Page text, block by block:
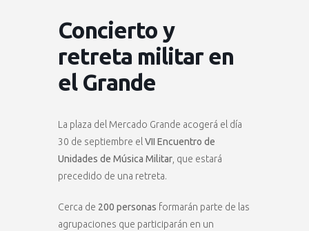
Concierto y
retreta militar en
el Grande
La plaza del Mercado Grande acogerá el día
30 de septiembre el VII Encuentro de
Unidades de Música Militar , que estará
precedido de una retreta.
Cerca de 200 personas formarán parte de las
agrupaciones que participarán en un